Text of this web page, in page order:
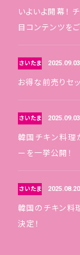
いよいよ開幕！
目コンテンツをご
さいたま 2025.09.03
お得な前売りセ
さいたま 2025.09.03
韓国チキン料理
ーを一挙公開！
さいたま 2025.08.20
韓国のチキン料
決定！